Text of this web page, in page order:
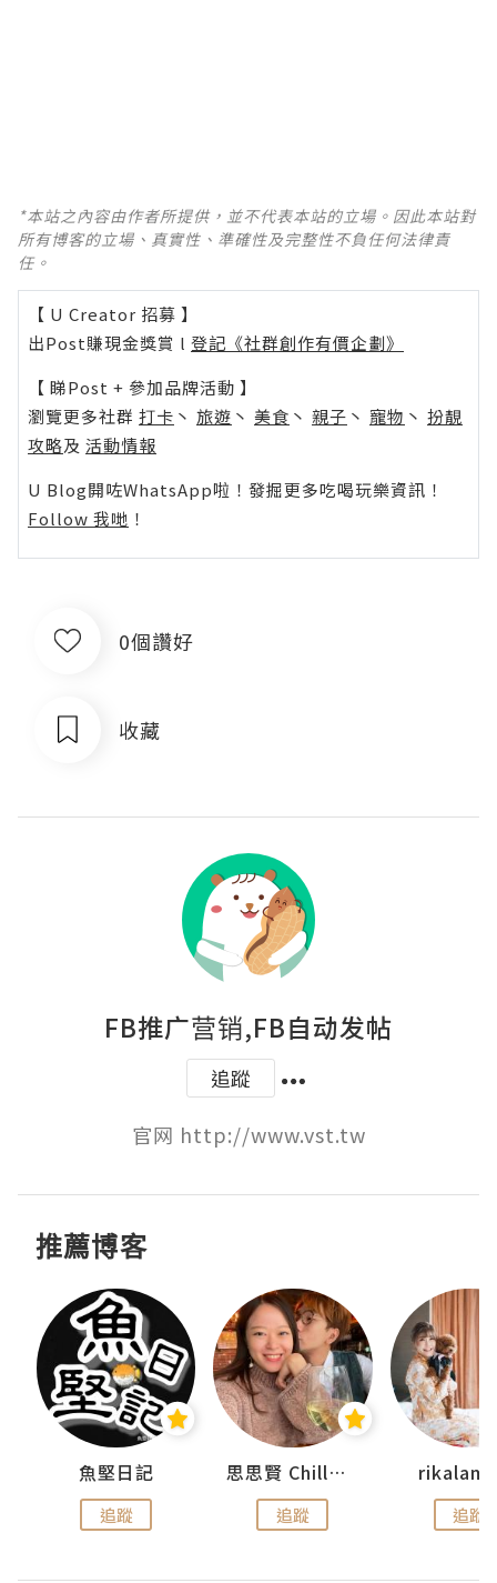
*本站之內容由作者所提供，並不代表本站的立場。因此本站對
所有博客的立場、真實性、準確性及完整性不負任何法律責
任。
【 U Creator 招募 】
出Post賺現金獎賞 l 登記《社群創作有價企劃》
【 睇Post + 參加品牌活動 】
瀏覽更多社群 打卡 丶 旅遊 丶 美食 丶 親子 丶 寵物 丶 扮靚
攻略及 活動情報
U Blog開咗WhatsApp啦！發掘更多吃喝玩樂資訊！
Follow 我哋 ！
0個讚好
收藏
FB推广营销,FB自动发帖
追蹤
官网 http://www.vst.tw
推薦博客
魚堅日記
追蹤
思思賢 ChillMyBabe
追蹤 追蹤